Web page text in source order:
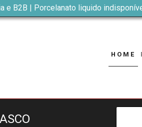
e B2B | Porcelanato liquido
HOME